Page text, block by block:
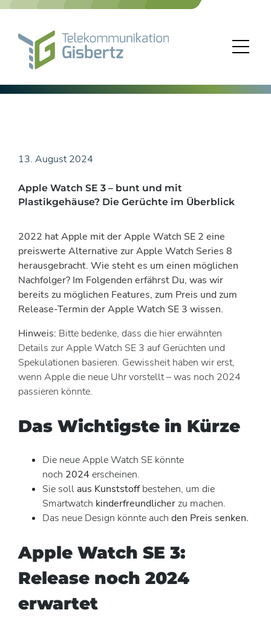
Skip
13. August 2024
Apple Watch SE 3 – bunt und mit
Plastikgehäuse? Die Gerüchte im Überblick
2022 hat Apple mit der Apple Watch SE 2 eine
preiswerte Alternative zur Apple Watch Series 8
herausgebracht. Wie steht es um einen möglichen
Nachfolger? Im Folgenden erfährst Du, was wir
bereits zu möglichen Features, zum Preis und zum
Release-Termin der Apple Watch SE 3 wissen.
Hinweis: Bitte bedenke, dass die hier erwähnten
Details zur Apple Watch SE 3 auf Gerüchten und
Spekulationen basieren. Gewissheit haben wir erst,
wenn Apple die neue Uhr vorstellt – was noch 2024
passieren könnte.
Das Wichtigste in Kürze
Die neue Apple Watch SE könnte
noch 2024 erscheinen.
Sie sollaus Kunststoffbestehen, um die
Smartwatch kinderfreundlicher zu machen.
Das neue Design könnte auch den Preis senken.
Apple Watch SE 3:
Release noch 2024
erwartet